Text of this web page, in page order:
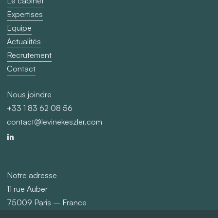
Expertises
Equipe
Actualités
Recrutement
Contact
Nous joindre
+33 1 83 62 08 56
contact@levinekeszler.com
Notre adresse
11 rue Auber
75009 Paris – France